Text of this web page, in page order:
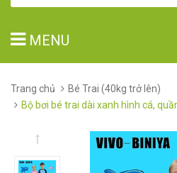
MENU
Trang chủ
Bé Trai (40kg trở lên)
Bộ bơi bé trai dài xanh hình cá,